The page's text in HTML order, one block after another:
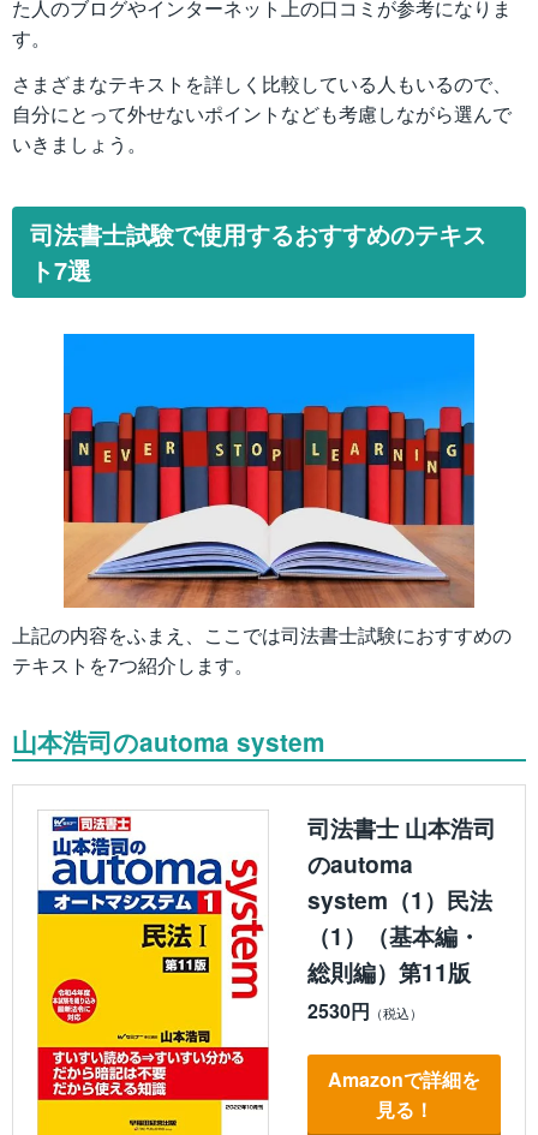
た人のブログやインターネット上の口コミが参考になりま
す。
さまざまなテキストを詳しく比較している人もいるので、
自分にとって外せないポイントなども考慮しながら選んで
いきましょう。
司法書士試験で使用するおすすめのテキス
ト7選
上記の内容をふまえ、ここでは司法書士試験におすすめの
テキストを7つ紹介します。
山本浩司のautoma system
司法書士 山本浩司
のautoma
system（1）民法
（1）（基本編・
総則編）第11版
2530円
Amazonで詳細を
見る！